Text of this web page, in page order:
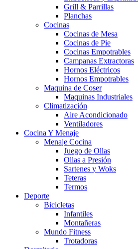
Grill & Parrillas
Planchas
Cocinas
Cocinas de Mesa
Cocinas de Pie
Cocinas Empotrables
Campanas Extractoras
Hornos Eléctricos
Hornos Empotrables
Maquina de Coser
Maquinas Industriales
Climatización
Aire Acondicionado
Ventiladores
Cocina Y Menaje
Menaje Cocina
Juego de Ollas
Ollas a Presión
Sartenes y Woks
Teteras
Termos
Deporte
Bicicletas
Infantiles
Montañeras
Mundo Fitness
Trotadoras